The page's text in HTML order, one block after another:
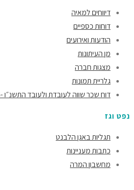
דיווחים למאיה
דוחות כספיים
הודעות ואירועים
מן העיתונות
מצגות חברה
גלריית תמונות
דוח שכר שווה לעובדת ולעובד התשנ״ו -1996.
נפט וגז
תגליות באגן הלבנט
כתבות מעניינות
מחשבון המרה